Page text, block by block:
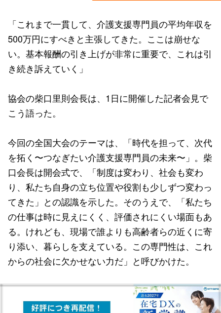
「これまで一貫して、介護支援専門員の平均年収を
500万円にすべきと主張してきた。ここは崩せな
い。基本報酬の引き上げが非常に重要で、これは引
き続き訴えていく」
協会の柴口里則会長は、1日に開催した記者会見で
こう語った。
今回の全国大会のテーマは、「時代を担って、次代
を拓く〜つなぎたい介護支援専門員の未来〜」。柴
口会長は開会式で、「制度は変わり、社会も変わ
り、私たち自身の立ち位置や役割も少しずつ変わっ
てきた」との認識を示した。そのうえで、「私たち
の仕事は時に見えにくく、評価されにくい場面もあ
る。けれども、現場で誰よりも高齢者らの近くに寄
り添い、暮らしを支えている。この専門性は、これ
からの社会に欠かせない力だ」と呼びかけた。